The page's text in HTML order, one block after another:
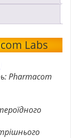
Labs
Pharmacom